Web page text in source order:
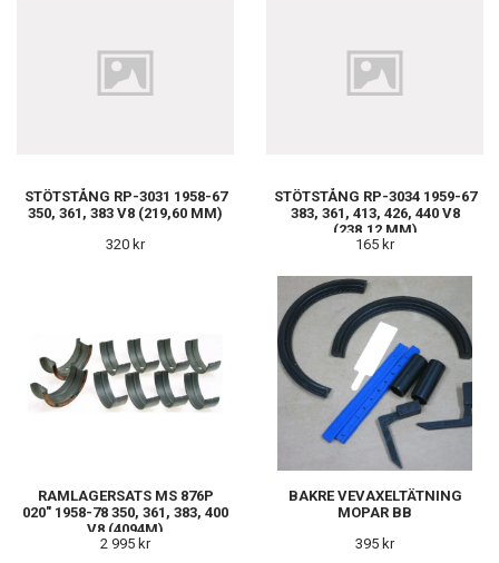
STÖTSTÅNG RP-3031 1958-67
350, 361, 383 V8 (219,60 MM)
320 kr
STÖTSTÅNG RP-3034 1959-67
383, 361, 413, 426, 440 V8
(238,12 MM)
165 kr
RAMLAGERSATS MS 876P
020" 1958-78 350, 361, 383, 400
V8 (4094M)
2 995 kr
BAKRE VEVAXELTÄTNING
MOPAR BB
395 kr